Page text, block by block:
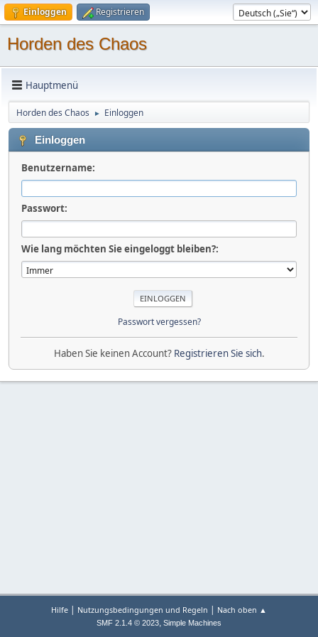
Einloggen Registrieren
Horden des Chaos
Hauptmenü
Horden des Chaos ► Einloggen
Einloggen
Benutzername:
Passwort:
Wie lang möchten Sie eingeloggt bleiben?:
Passwort vergessen?
Haben Sie keinen Account? Registrieren Sie sich.
Hilfe | Nutzungsbedingungen und Regeln | Nach oben ▲
SMF 2.1.4 © 2023, Simple Machines